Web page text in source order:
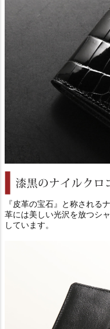
『皮革の宝石』と称される
革には美しい光沢を放つシ
しています。